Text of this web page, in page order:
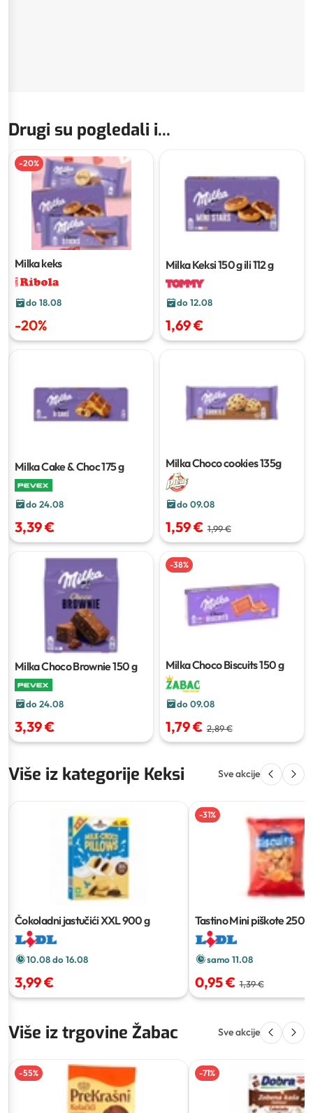
Drugi su pogledali i...
-20%
Milka keks
do 18.08
-20%
Milka Keksi150 g ili 112 g
do 12.08
1,69 €
Milka Cake & Choc175 g
do 24.08
3,39 €
Milka Choco cookies135g
do 09.08
1,59 € 1,99 €
Milka Choco Brownie150 g
do 24.08
3,39 €
-38%
Milka Choco Biscuits150 g
do 09.08
1,79 € 2,89 €
Više iz kategorije Keksi Sve akcije
Čokoladni jastučići XXL900 g
10.08 do 16.08
3,99 €
-31%
Tastino Mini piškote250 g
samo 11.08
0,95 € 1,39 €
Više iz trgovine Žabac Sve akcije
-55% -71%